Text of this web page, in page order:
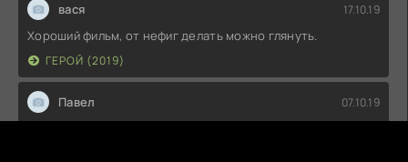
вася 17.10.19
Хороший фильм, от нефиг делать можно глянуть.
ГЕРОЙ (2019)
Павел 07.10.19